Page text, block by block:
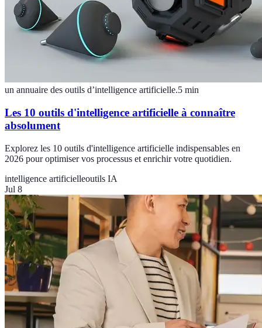
un annuaire des outils d’intelligence artificielle.5 min
Les 10 outils d'intelligence artificielle à connaître
absolument
Explorez les 10 outils d'intelligence artificielle indispensables en
2026 pour optimiser vos processus et enrichir votre quotidien.
intelligence artificielleoutils IA
Jul 8